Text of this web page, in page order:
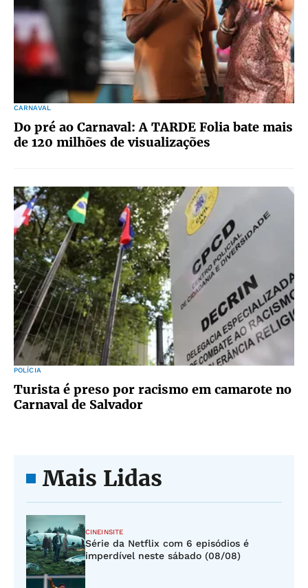
CARNAVAL
Do pré ao Carnaval: A TARDE Folia bate mais
de 120 milhões de visualizações
POLÍCIA
Turista é preso por racismo em camarote no
Carnaval de Salvador
Mais Lidas
CINEINSITE
Série da Netflix com 6 episódios é
imperdível neste sábado (08/08)